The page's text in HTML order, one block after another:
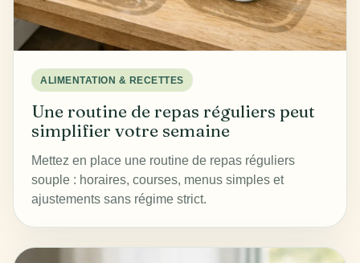
ALIMENTATION & RECETTES
Une routine de repas réguliers peut
simplifier votre semaine
Mettez en place une routine de repas réguliers
souple : horaires, courses, menus simples et
ajustements sans régime strict.